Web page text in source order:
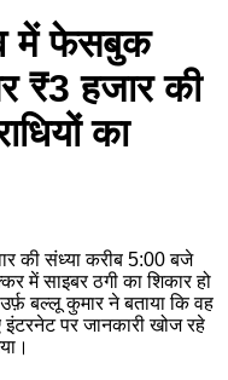
में फेसबुक
₹3 हजार की
का
की संध्या करीब 5:00 बजे
साइबर ठगी का शिकार हो
बल्लू कुमार ने बताया कि वह
पर जानकारी खोज रहे